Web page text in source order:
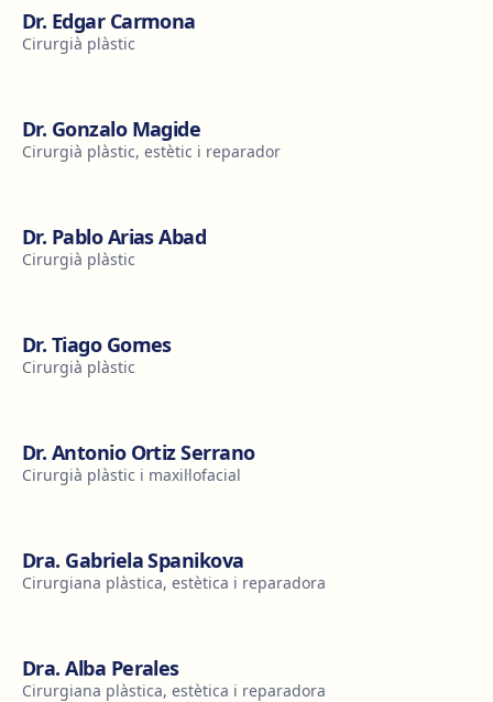
Dr. Edgar Carmona
Cirurgià plàstic
Dr. Gonzalo Magide
Cirurgià plàstic, estètic i reparador
Dr. Pablo Arias Abad
Cirurgià plàstic
Dr. Tiago Gomes
Cirurgià plàstic
Dr. Antonio Ortiz Serrano
Cirurgià plàstic i maxil·lofacial
Dra. Gabriela Spanikova
Cirurgiana plàstica, estètica i reparadora
Dra. Alba Perales
Cirurgiana plàstica, estètica i reparadora